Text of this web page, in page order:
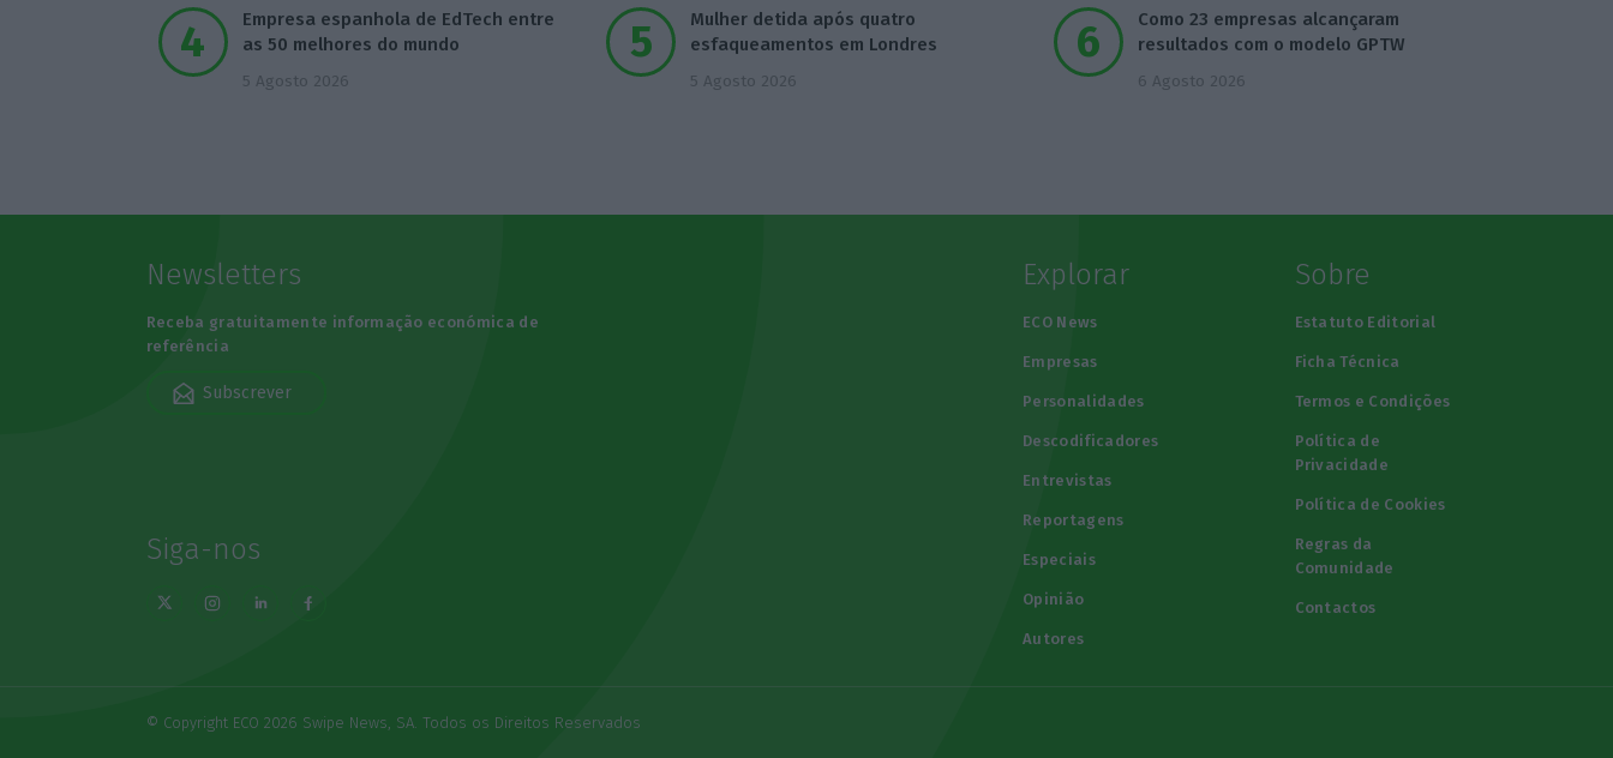
Empresa espanhola de EdTech entre
as 50 melhores do mundo
5 Agosto 2026
Mulher detida após quatro
esfaqueamentos em Londres
5 Agosto 2026
Como 23 empresas alcançaram
resultados com o modelo GPTW
6 Agosto 2026
Newsletters
Receba gratuitamente informação económica de
referência
Subscrever
Siga-nos
Explorar
ECO News
Empresas
Personalidades
Descodificadores
Entrevistas
Reportagens
Especiais
Opinião
Autores
Sobre
Estatuto Editorial
Ficha Técnica
Termos e Condições
Política de
Privacidade
Política de Cookies
Regras da
Comunidade
Contactos
© Copyright ECO 2026 Swipe News, SA. Todos os Direitos Reservados